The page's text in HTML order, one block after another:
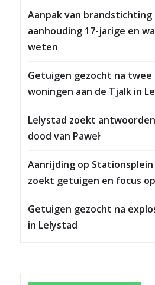
Aanpak van brandstichting
aanhouding 17-jarige en
weten
Getuigen gezocht na twee
woningen aan de Tjalk in
Lelystad zoekt
dood van Paweł
Aanrijding op
zoekt getuigen en focus
Getuigen gezocht na
in Lelystad